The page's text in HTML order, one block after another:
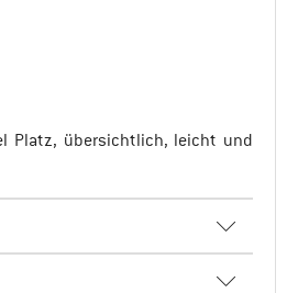
Platz, übersichtlich, leicht und